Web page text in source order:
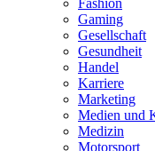
Gaming
Gesellschaft
Gesundheit
Handel
Karriere
Marketing
Medien und
Medizin
Motorsport